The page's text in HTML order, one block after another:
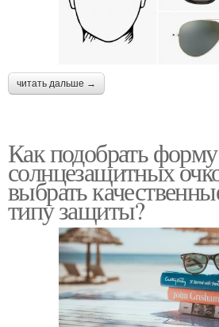
читать дальше →
Как подобрать форму
солнцезащитных
выбрать
типу защиты?